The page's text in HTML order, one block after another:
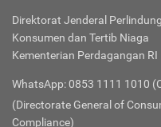
Direktorat Jenderal
Konsumen dan Tertib Niaga
Kementerian Perdagangan RI
WhatsApp: 0853 1111 1010
(Directorate General of
Compliance)